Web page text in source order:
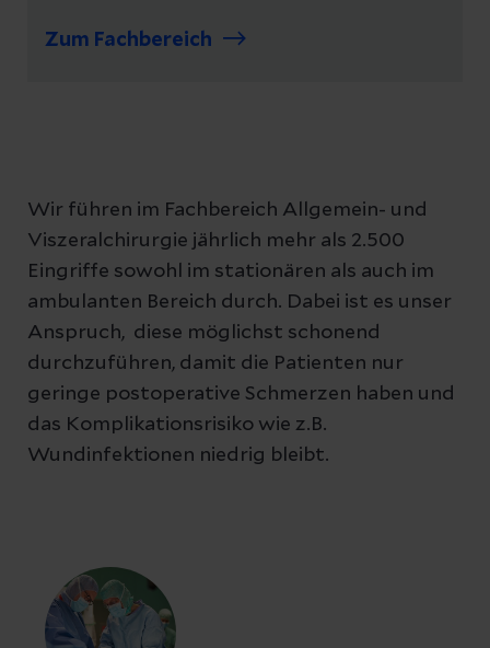
Zum Fachbereich
Wir führen im Fachbereich Allgemein- und
Viszeralchirurgie jährlich mehr als 2.500
Eingriffe sowohl im stationären als auch im
ambulanten Bereich durch. Dabei ist es unser
Anspruch, diese möglichst schonend
durchzuführen, damit die Patienten nur
geringe postoperative Schmerzen haben und
das Komplikationsrisiko wie z.B.
Wundinfektionen niedrig bleibt.